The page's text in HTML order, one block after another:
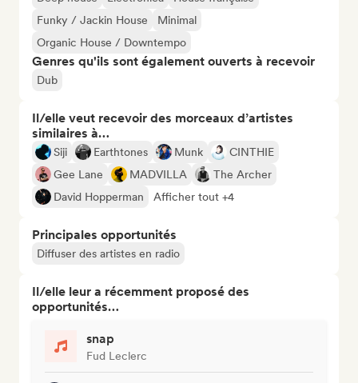
Funky / Jackin House
Minimal
Organic House / Downtempo
Genres qu'ils sont également ouverts à recevoir
Dub
Il/elle veut recevoir des morceaux d’artistes
similaires à…
Siji Earthtones Munk
CINTHIE
Gee Lane
MADVILLA
The Archer
David Hopperman
Afficher tout +4
Principales opportunités
Diffuser des artistes en radio
Il/elle leur a récemment proposé des
opportunités…
snap
Fud Leclerc